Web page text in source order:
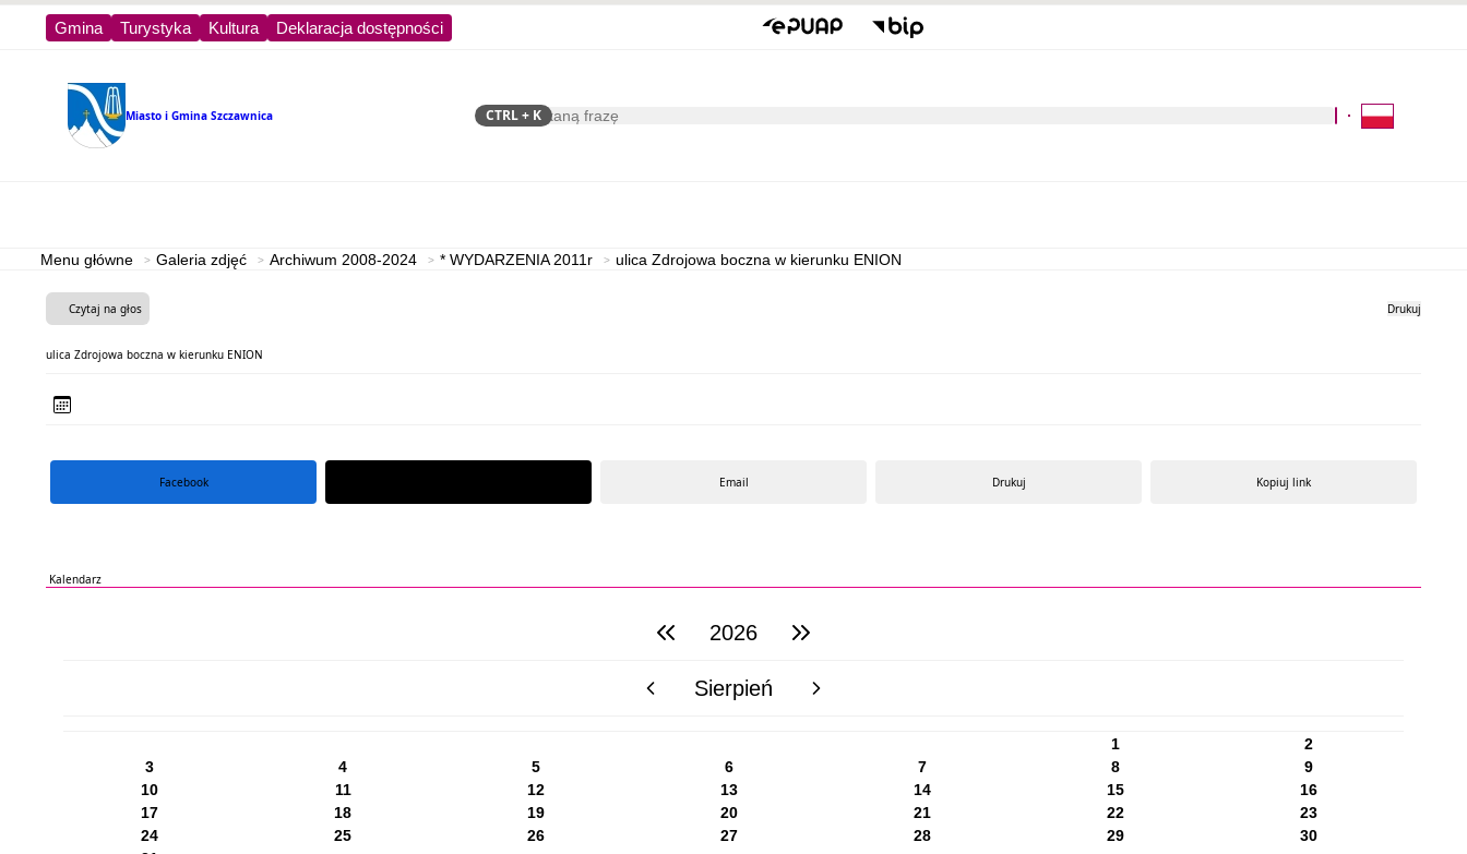
Gmina Turystyka Kultura Deklaracja dostępności
Miasto i Gmina Szczawnica Szukaj
CTRL+ K
Kliknij aby wyszukać za
Menu główne Galeria zdjęć Archiwum 2008-2024 * WYDARZENIA 2011r ulica Zdrojowa boczna w kierunku ENION
Czytaj na głos Drukuj
ulica Zdrojowa boczna w kierunku ENION
Facebook Email Drukuj Kopiuj link
Kalendarz
poprzedni rok2026 następny rok
poprzedni miesiącSierpień następny miesiąc
1
2
3
4 5 6 7 8
9
10
11 12 13 14 15
16
17
18 19 20 21 22
23
24
25 26 27 28 29
30